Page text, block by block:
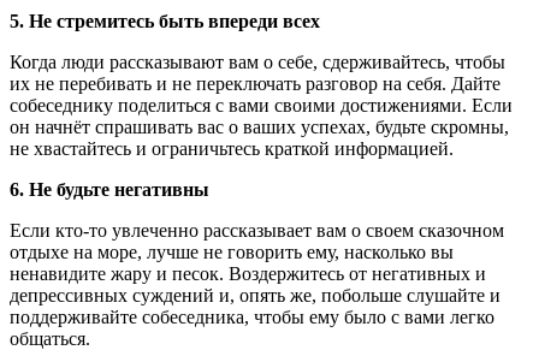
5. Не стремитесь быть впереди всех
Когда люди рассказывают вам о себе, сдерживайтесь, чтобы
их не перебивать и не переключать разговор на себя. Дайте
собеседнику поделиться с вами своими достижениями. Если
он начнёт спрашивать вас о ваших успехах, будьте скромны,
не хвастайтесь и ограничьтесь краткой информацией.
6. Не будьте негативны
Если кто-то увлеченно рассказывает вам о своем сказочном
отдыхе на море, лучше не говорить ему, насколько вы
ненавидите жару и песок. Воздержитесь от негативных и
депрессивных суждений и, опять же, побольше слушайте и
поддерживайте собеседника, чтобы ему было с вами легко
общаться.